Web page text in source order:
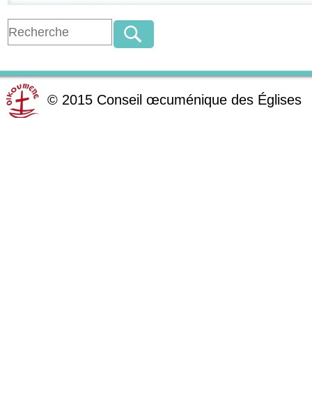
© 2015 Conseil œcuménique des Églises